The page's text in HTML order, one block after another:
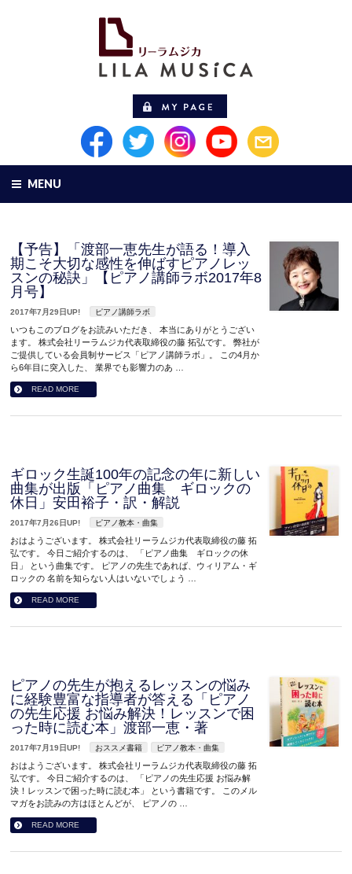
MENU
【予告】「渡部一恵先生が語る！導入
期こそ大切な感性を伸ばすピアノレッ
スンの秘訣」【ピアノ講師ラボ2017年8
月号】
2017年7月29日UP! ピアノ講師ラボ
いつもこのブログをお読みいただき、 本当にありがとうござい
ます。 株式会社リーラムジカ代表取締役の藤 拓弘です。 弊社が
ご提供している会員制サービス「ピアノ講師ラボ」。 この4月か
ら6年目に突入した、 業界でも影響力のあ …
READ MORE
ギロック生誕100年の記念の年に新しい
曲集が出版「ピアノ曲集 ギロックの
休日」安田裕子・訳・解説
2017年7月26日UP! ピアノ教本・曲集
おはようございます。 株式会社リーラムジカ代表取締役の藤 拓
弘です。 今日ご紹介するのは、 「ピアノ曲集 ギロックの休
日」 という曲集です。 ピアノの先生であれば、ウィリアム・ギ
ロックの 名前を知らない人はいないでしょう …
READ MORE
ピアノの先生が抱えるレッスンの悩み
に経験豊富な指導者が答える「ピアノ
の先生応援 お悩み解決！レッスンで困
った時に読む本」渡部一恵・著
2017年7月19日UP! おススメ書籍 ピアノ教本・曲集
おはようございます。 株式会社リーラムジカ代表取締役の藤 拓
弘です。 今日ご紹介するのは、 「ピアノの先生応援 お悩み解
決！レッスンで困った時に読む本」 という書籍です。 このメル
マガをお読みの方はほとんどが、 ピアノの …
READ MORE